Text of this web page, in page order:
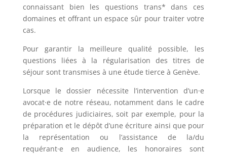
connaissant bien les questions trans* dans ces
domaines et offrant un espace sûr pour traiter votre
cas.
Pour garantir la meilleure qualité possible, les
questions liées à la régularisation des titres de
séjour sont transmises à une étude tierce à Genève.
Lorsque le dossier nécessite l’intervention d’un·e
avocat·e de notre réseau, notamment dans le cadre
de procédures judiciaires, soit par exemple, pour la
préparation et le dépôt d’une écriture ainsi que pour
la représentation ou l’assistance de la/du
requérant·e en audience, les honoraires sont